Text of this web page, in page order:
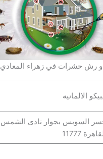
و رش حشرات في زهراء المعادي
الالمانيه
11777